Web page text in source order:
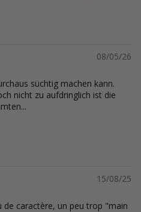
08/05/26
süchtig machen kann.
nicht zu aufdringlich ist die
15/08/25
de caractère, un peu trop "main